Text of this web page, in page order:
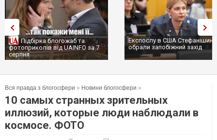
Експослу в США Стефанішиній
обрали запобіжний захід
Трамп не передасть Україні
сотні ракет до Patriot, бо у
Вся правда з блогосфери » Новини блогосфери »
10 самых странных зрительных
иллюзий, которые люди наблюдали в
космосе. ФОТО